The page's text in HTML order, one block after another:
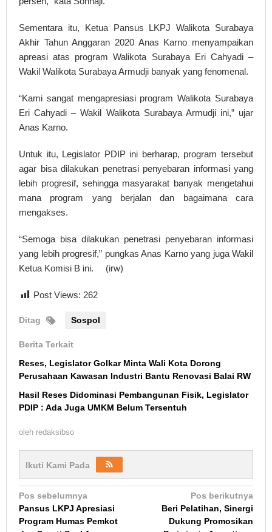
Sementara itu, Ketua Pansus LKPJ Walikota Surabaya
Akhir Tahun Anggaran 2020 Anas Karno menyampaikan
apreasi atas program Walikota Surabaya Eri Cahyadi –
Wakil Walikota Surabaya Armudji banyak yang fenomenal.
“Kami sangat mengapresiasi program Walikota Surabaya
Eri Cahyadi – Wakil Walikota Surabaya Armudji ini,” ujar
Anas Karno.
Untuk itu, Legislator PDIP ini berharap, program tersebut
agar bisa dilakukan penetrasi penyebaran informasi yang
lebih progresif, sehingga masyarakat banyak mengetahui
mana program yang berjalan dan bagaimana cara
mengakses.
“Semoga bisa dilakukan penetrasi penyebaran informasi
yang lebih progresif,” pungkas Anas Karno yang juga Wakil
Ketua Komisi B ini. (irw)
Post Views: 262
Ditag Sospol
Berita Terkait
Reses, Legislator Golkar Minta Wali Kota Dorong
Perusahaan Kawasan Industri Bantu Renovasi Balai RW
Hasil Reses Didominasi Pembangunan Fisik, Legislator
PDIP : Ada Juga UMKM Belum Tersentuh
oleh redaksibso
Ikuti Kami Pada
Navigasi
pos
Pos sebelumnya
Pansus LKPJ Apresiasi
Program Humas Pemkot
Pos berikutnya
Beri Pelatihan, Sinergi
Dukung Promosikan